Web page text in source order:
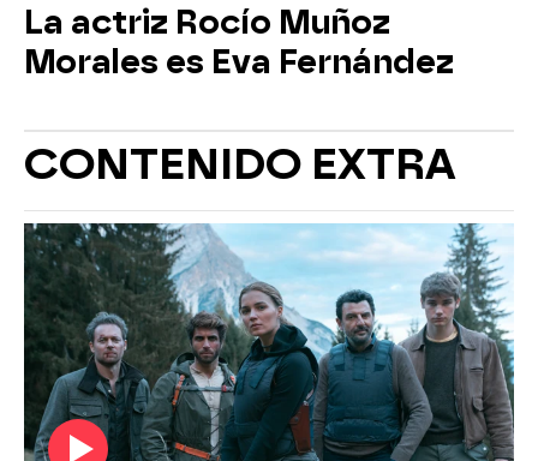
La actriz Rocío Muñoz
Morales es Eva Fernández
CONTENIDO EXTRA